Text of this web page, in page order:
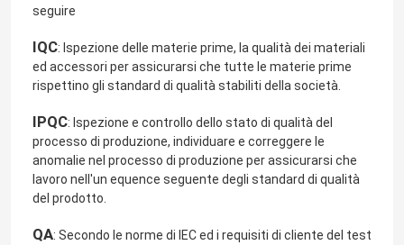
seguire
IQC: Ispezione delle materie prime, la qualità dei materiali
ed accessori per assicurarsi che tutte le materie prime
rispettino gli standard di qualità stabiliti della società.
IPQC: Ispezione e controllo dello stato di qualità del
processo di produzione, individuare e correggere le
anomalie nel processo di produzione per assicurarsi che
lavoro nell'un equence seguente degli standard di qualità
del prodotto.
QA: Secondo le norme di IEC ed i requisiti di cliente del test